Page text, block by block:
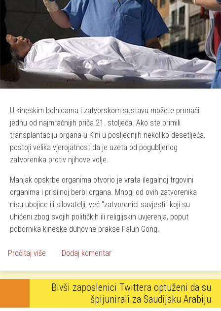
U kineskim bolnicama i zatvorskom sustavu možete pronaći
jednu od najmračnijih priča 21. stoljeća. Ako ste primili
transplantaciju organa u Kini u posljednjih nekoliko desetljeća,
postoji velika vjerojatnost da je uzeta od pogubljenog
zatvorenika protiv njihove volje.
Manjak opskrbe organima otvorio je vrata ilegalnoj trgovini
organima i prisilnoj berbi organa. Mnogi od ovih zatvorenika
nisu ubojice ili silovatelji, već "zatvorenici savjesti" koji su
uhićeni zbog svojih političkih ili religijskih uvjerenja, poput
pobornika kineske duhovne prakse Falun Gong.
Pročitaj više o Bolnice kriju jednu od najmračnijih svjetskih tajni
Dodaj komentar
Bivši zaposlenici Twittera optuženi da su
špijunirali za Saudijsku Arabiju